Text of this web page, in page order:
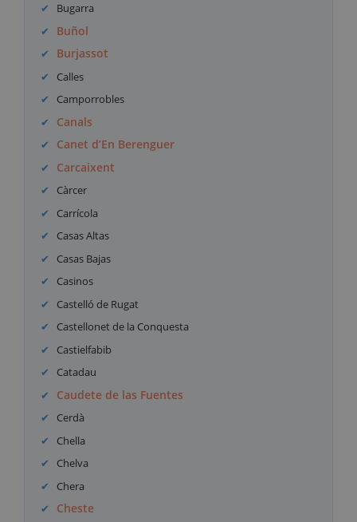
Bugarra
Buñol
Burjassot
Calles
Camporrobles
Canals
Canet d’En Berenguer
Carcaixent
Càrcer
Carrícola
Casas Altas
Casas Bajas
Casinos
Castelló de Rugat
Castellonet de la Conquesta
Castielfabib
Catadau
Caudete de las Fuentes
Cerdà
Chella
Chelva
Chera
Cheste